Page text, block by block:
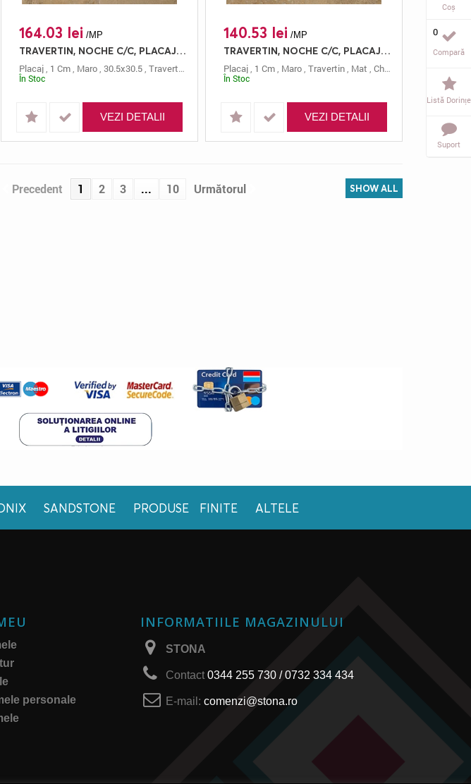
Chituit,Noche Standard C/c
164.03 lei /MP
TRAVERTIN, NOCHE C/C, PLACAJ, 30.5X30.5, 1, MAT + CHITUIT
Placaj, 1 Cm, Maro, 30.5x30.5, Travertin Chituit,Noche
În Stoc
VEZI DETALII
140.53 lei /MP
TRAVERTIN, NOCHE C/C, PLACAJ, 30.5X15, 1, MAT + CHITUIT
Placaj, 1 Cm, Maro, Travertin, Mat Chituit
În Stoc
VEZI DETALII
SHOW ALL
Precedent 1 2 3 ... 10 Următorul
SANDSTONE PRODUSE FINITE ALTELE
personale
Coș
Compară
0
Listă Dorințe
Suport
INFORMATIILE MAGAZINULUI
STONA
Contact0344 255 730 / 0732 334 434
E-mail:comenzi@stona.ro